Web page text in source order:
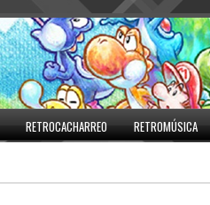
RETROCACHARREO RETROMÚSICA